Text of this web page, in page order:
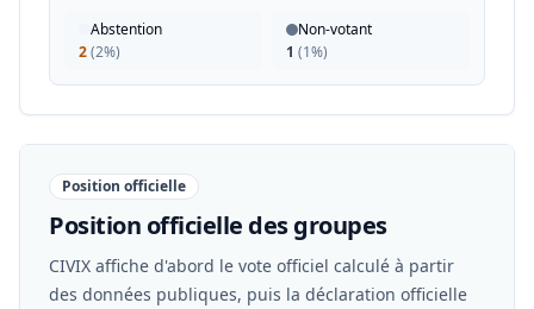
Abstention
2(2%)
Non-votant
1 (1%)
Position officielle
Position officielle des groupes
CIVIX affiche d'abord le vote officiel calculé à partir
des données publiques, puis la déclaration officielle